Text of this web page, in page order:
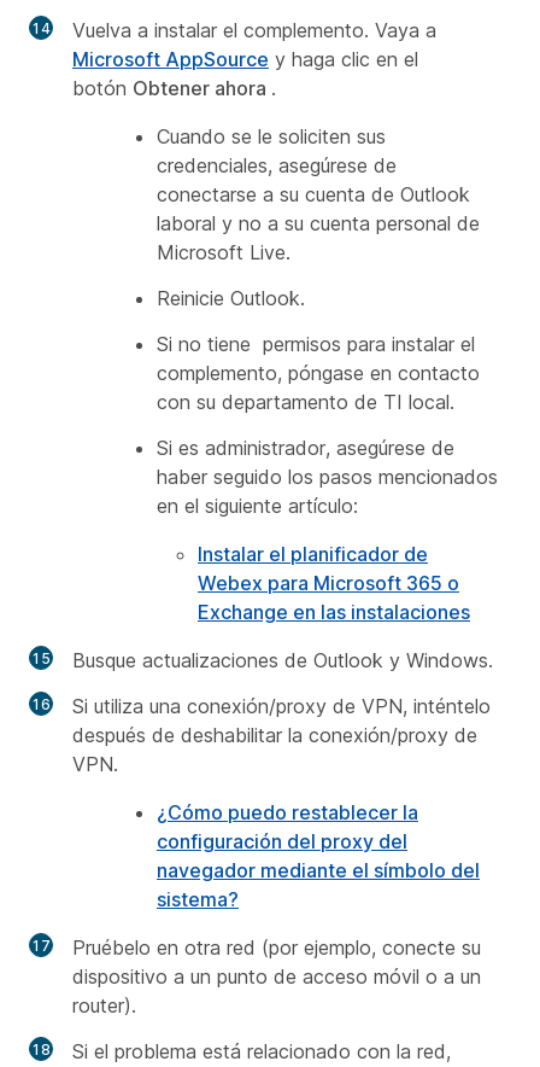
Vuelva a instalar el complemento. Vaya a
Microsoft AppSource y haga clic en el
botón Obtener ahora .
Cuando se le soliciten sus
credenciales, asegúrese de
conectarse a su cuenta de Outlook
laboral y no a su cuenta personal de
Microsoft Live.
Reinicie Outlook.
Si no tiene permisos para instalar el
complemento, póngase en contacto
con su departamento de TI local.
Si es administrador, asegúrese de
haber seguido los pasos mencionados
en el siguiente artículo:
Instalar el planificador de
Webex para Microsoft 365 o
Exchange en las instalaciones
Busque actualizaciones de Outlook y Windows.
Si utiliza una conexión/proxy de VPN, inténtelo
después de deshabilitar la conexión/proxy de
VPN.
¿Cómo puedo restablecer la
configuración del proxy del
navegador mediante el símbolo del
sistema?
Pruébelo en otra red (por ejemplo, conecte su
dispositivo a un punto de acceso móvil o a un
router).
Si el problema está relacionado con la red,